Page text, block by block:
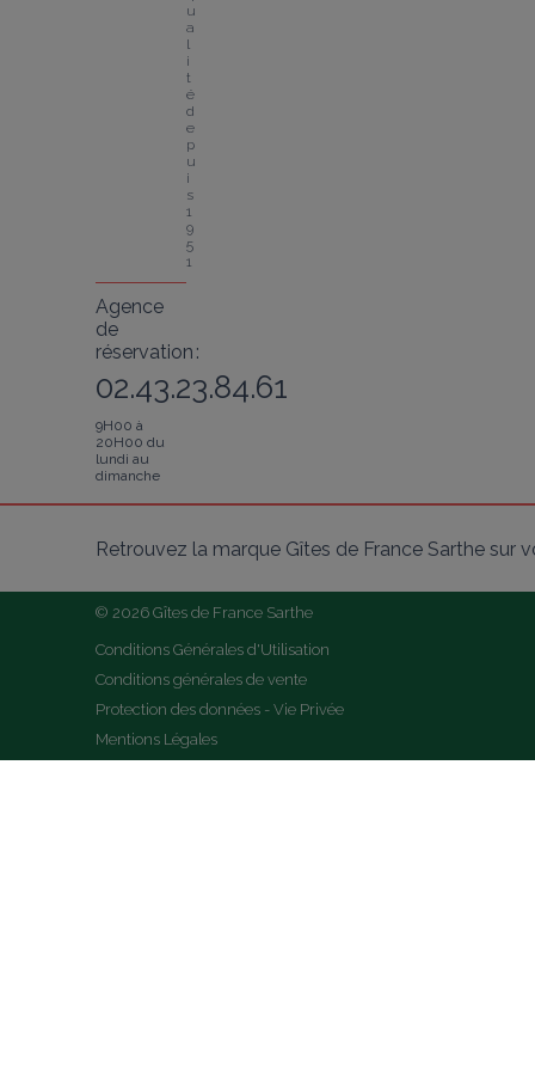
u
a
l
i
t
é
d
e
p
u
i
s
1
9
5
1
Agence
de
réservation :
02.43.23.84.61
9H00 à
20H00 du
lundi au
dimanche
Retrouvez la marque Gîtes de France Sarthe sur
© 2026 Gîtes de France Sarthe
Conditions Générales d'Utilisation
Conditions générales de vente
Protection des données - Vie Privée
Mentions Légales